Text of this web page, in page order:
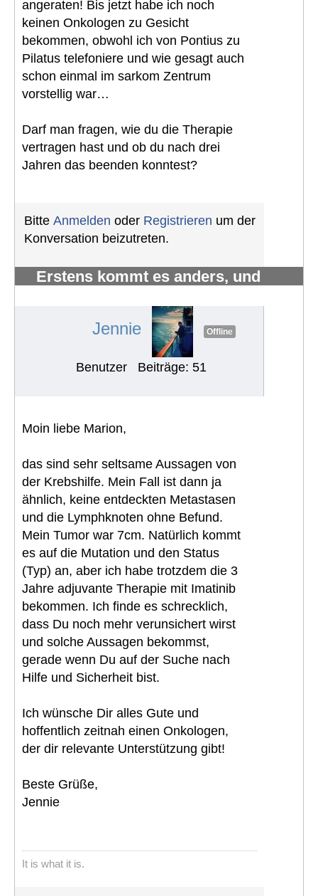
angeraten! Bis jetzt habe ich noch
keinen Onkologen zu Gesicht
bekommen, obwohl ich von Pontius zu
Pilatus telefoniere und wie gesagt auch
schon einmal im sarkom Zentrum
vorstellig war…
Darf man fragen, wie du die Therapie
vertragen hast und ob du nach drei
Jahren das beenden konntest?
Bitte Anmelden oder Registrieren um der
Konversation beizutreten.
Erstens kommt es anders, und
Jennie Offline
Benutzer Beiträge: 51
Moin liebe Marion,
das sind sehr seltsame Aussagen von
der Krebshilfe. Mein Fall ist dann ja
ähnlich, keine entdeckten Metastasen
und die Lymphknoten ohne Befund.
Mein Tumor war 7cm. Natürlich kommt
es auf die Mutation und den Status
(Typ) an, aber ich habe trotzdem die 3
Jahre adjuvante Therapie mit Imatinib
bekommen. Ich finde es schrecklich,
dass Du noch mehr verunsichert wirst
und solche Aussagen bekommst,
gerade wenn Du auf der Suche nach
Hilfe und Sicherheit bist.
Ich wünsche Dir alles Gute und
hoffentlich zeitnah einen Onkologen,
der dir relevante Unterstützung gibt!
Beste Grüße,
Jennie
It is what it is.